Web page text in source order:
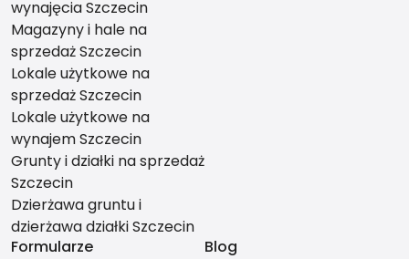
wynajęcia Szczecin
Magazyny i hale na
sprzedaż Szczecin
Lokale użytkowe na
sprzedaż Szczecin
Lokale użytkowe na
wynajem Szczecin
Grunty i działki na sprzedaż
Szczecin
Dzierżawa gruntu i
dzierżawa działki Szczecin
Formularze
Blog